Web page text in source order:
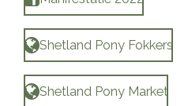
Shetland Pony Fokkers
Shetland Pony Market